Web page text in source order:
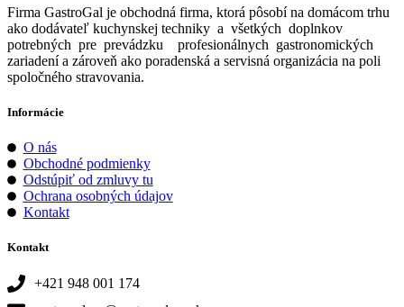
Firma GastroGal je obchodná firma, ktorá pôsobí na domácom trhu
ako dodávateľ kuchynskej techniky a všetkých doplnkov
potrebných pre prevádzku profesionálnych gastronomických
zariadení a zároveň ako poradenská a servisná organizácia na poli
spoločného stravovania.
Informácie
O nás
Obchodné podmienky
Odstúpiť od zmluvy tu
Ochrana osobných údajov
Kontakt
Kontakt
+421 948 001 174